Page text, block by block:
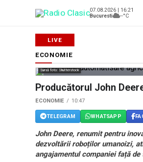
07.08.2026 | 16:21
Bucuresti
--°C
ECONOMIE
Sursă foto: Shutterstock
Producătorul John
ECONOMIE 10:47
TELEGRAM WHATSAPP
John Deere, renumit pentru
dezvoltării roboților umanoizi,
angajamentul companiei față